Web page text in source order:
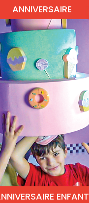
ANNIVERSAIRE
ENFANT